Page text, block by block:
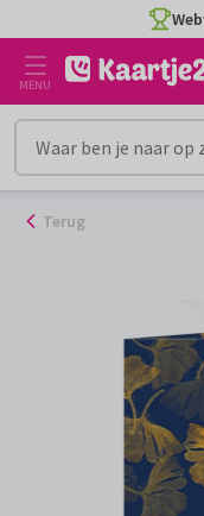
naar
inhoud
MENU
Terug